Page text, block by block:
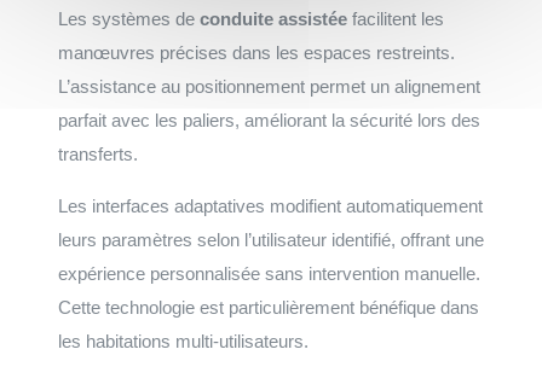
Les systèmes de conduite assistée facilitent les
manœuvres précises dans les espaces restreints.
L’assistance au positionnement permet un alignement
parfait avec les paliers, améliorant la sécurité lors des
transferts.
Les interfaces adaptatives modifient automatiquement
leurs paramètres selon l’utilisateur identifié, offrant une
expérience personnalisée sans intervention manuelle.
Cette technologie est particulièrement bénéfique dans
les habitations multi-utilisateurs.